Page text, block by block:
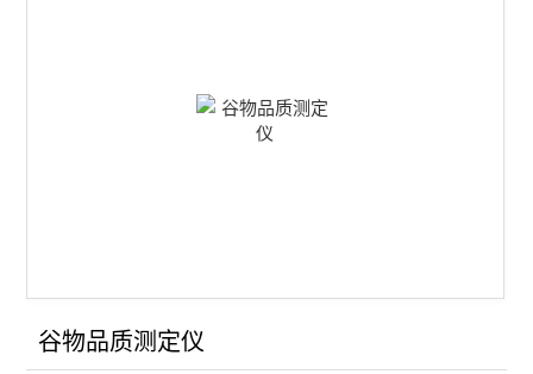
大米加工精度测定仪
谷物品质测定仪